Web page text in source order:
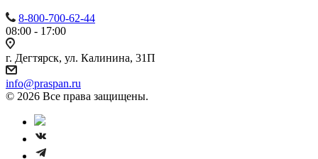
8-800-700-62-44
08:00 - 17:00
г. Дегтярск, ул. Калинина, 31П
info@praspan.ru
© 2026 Все права защищены.